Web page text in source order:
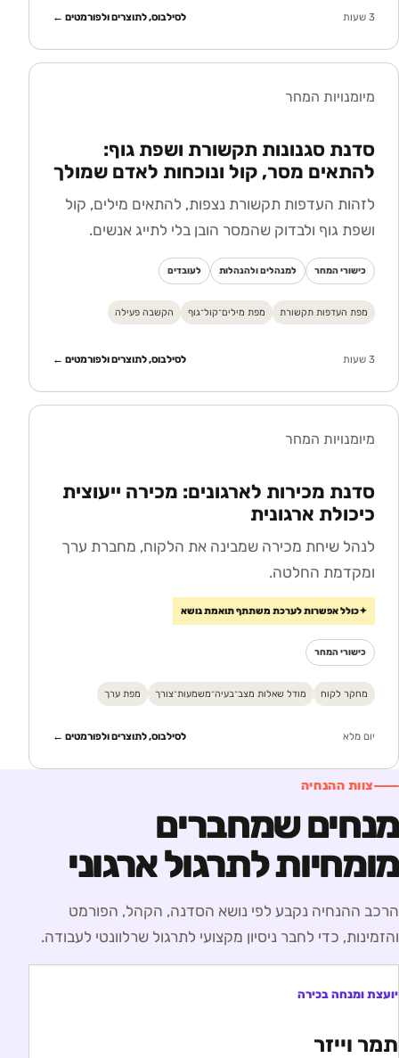
3 שעות לסילבוס, לתוצרים ולפורמטים ←
מיומנויות המחר
סדנת סגנונות תקשורת ושפת גוף:
להתאים מסר, קול ונוכחות לאדם שמולך
לזהות העדפות תקשורת נצפות, להתאים מילים, קול
ושפת גוף ולבדוק שהמסר הובן בלי לתייג אנשים.
כישורי המחר למנהלים ולהנהלות לעובדים
מפת העדפות תקשורת מפת מילים־קול־גוף הקשבה פעילה
3 שעות לסילבוס, לתוצרים ולפורמטים ←
מיומנויות המחר
סדנת מכירות לארגונים: מכירה ייעוצית
כיכולת ארגונית
לנהל שיחת מכירה שמבינה את הלקוח, מחברת ערך
ומקדמת החלטה.
✦כולל אפשרות לערכת משתתף תואמת נושא
כישורי המחר
מחקר לקוח מודל שאלות מצב־בעיה־משמעות־צורך מפת ערך
יום מלא לסילבוס, לתוצרים ולפורמטים ←
צוות ההנחיה
מנחים שמחברים
מומחיות לתרגול ארגוני
הרכב ההנחיה נקבע לפי נושא הסדנה, הקהל, הפורמט
והזמינות, כדי לחבר ניסיון מקצועי לתרגול שרלוונטי לעבודה.
יועצת ומנחה בכירה
תמר וייזר